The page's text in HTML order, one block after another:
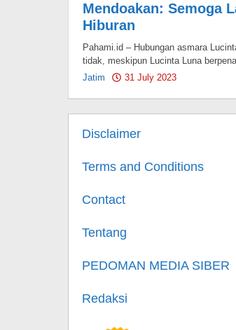
Mendoakan: Semoga
Hiburan
Pahami.id – Hubungan asmara
tidak, meskipun Lucinta Luna
Jatim
31 July 2023
Disclaimer
Terms and Conditions
Contact
Tentang
PEDOMAN MEDIA SIBER
Redaksi